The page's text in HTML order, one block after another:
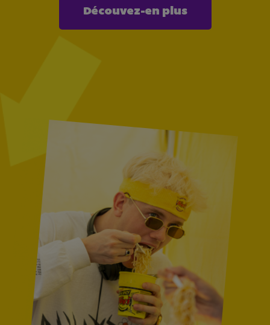
Découvez-en plus